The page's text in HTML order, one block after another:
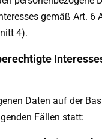
gemäß Art. 6
4).
Daten auf der
Fällen statt: